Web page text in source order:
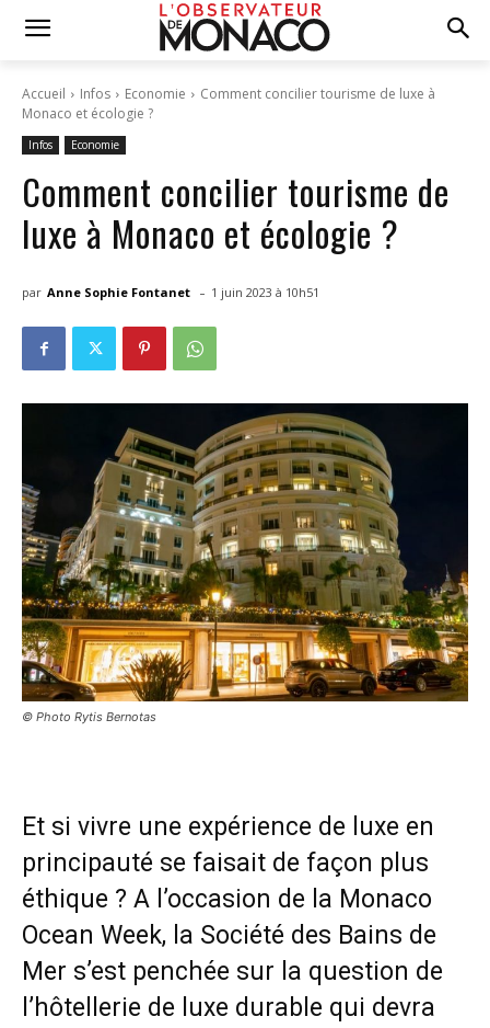
Accueil Infos Economie
Comment concilier tourisme de luxe à
Monaco et écologie ?
Infos Economie
Comment concilier tourisme de
luxe à Monaco et écologie ?
par Anne Sophie Fontanet - 1 juin 2023 à 10h51
© Photo Rytis Bernotas
Et si vivre une expérience de luxe en
principauté se faisait de façon plus
éthique ? A l’occasion de la Monaco
Ocean Week, la Société des Bains de
Mer s’est penchée sur la question de
l’hôtellerie de luxe durable qui devra